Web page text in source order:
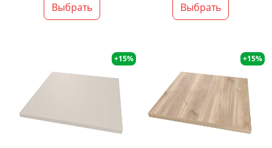
Выбрать Выбрать
+15% +15%